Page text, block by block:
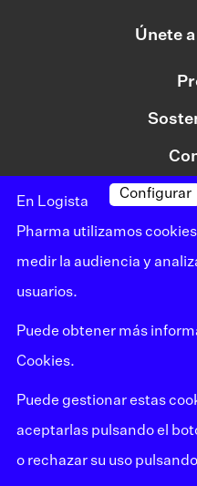
Únete
©logista Todos los
Política
Configurar
En Logista
Pharma utilizamos
medir la audiencia y
usuarios.
Puede obtener más
Cookies.
Puede gestionar estas
aceptarlas pulsando el
o rechazar su uso